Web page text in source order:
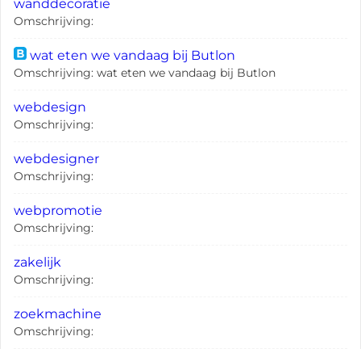
wanddecoratie
Omschrijving:
wat eten we vandaag bij Butlon
Omschrijving: wat eten we vandaag bij Butlon
webdesign
Omschrijving:
webdesigner
Omschrijving:
webpromotie
Omschrijving:
zakelijk
Omschrijving:
zoekmachine
Omschrijving: